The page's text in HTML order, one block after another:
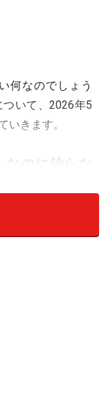
何なのでしょう
いて、2026年5
いきます。
のに治らな
の強い違和感や
す。熱は微熱程